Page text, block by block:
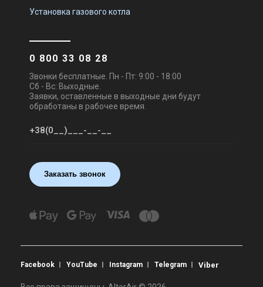
Установка газового котла
0 800 33 08 28
Звонки бесплатные. Пн - Пт: 9:00 - 18:00
Сб - Вс: Выходные.
Заявки, оставленные в выходные дни будут
обработаны в рабочее время.
Заказать звонок
Facebook YouTube Instagram Telegram Viber